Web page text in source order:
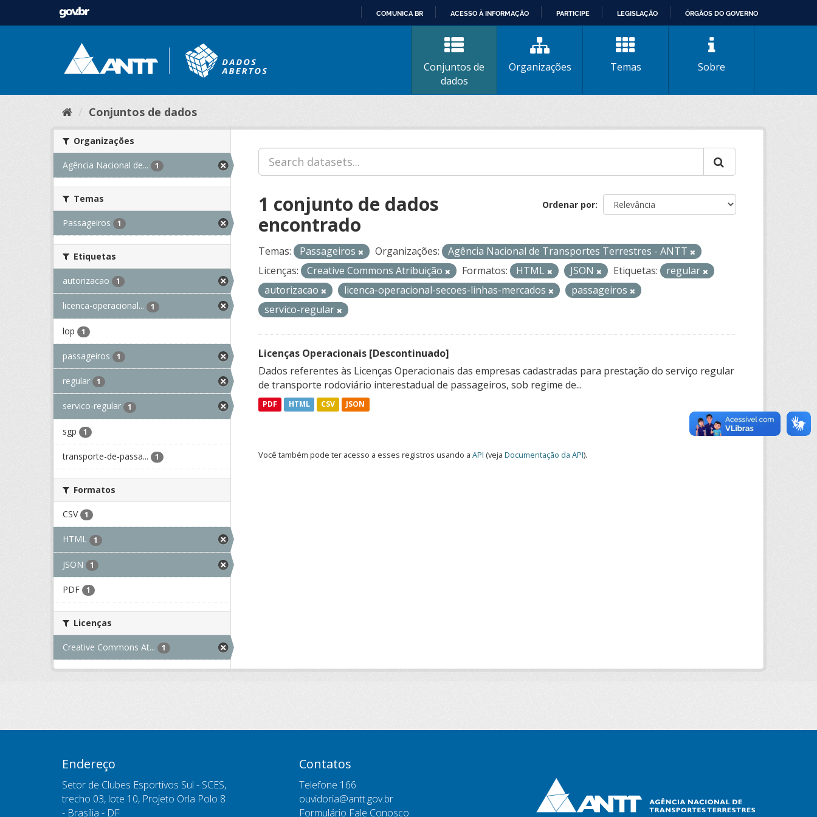
CONTEÚDO
COMUNICA BR ACESSO À INFORMAÇÃO PARTICIPE LEGISLAÇÃO ÓRGÃOS DO GOVERNO
Conjuntos de
dados
Organizações Temas Sobre
Conjuntos de dados
Organizações
Agência Nacional de... 1
Temas
Passageiros 1
Etiquetas
autorizacao 1
licenca-operacional... 1
lop 1
passageiros 1
regular 1
servico-regular 1
sgp 1
transporte-de-passa... 1
Formatos
CSV 1
HTML 1
JSON 1
PDF 1
Licenças
Creative Commons At... 1
Ordenar por
1 conjunto de dados
encontrado
Temas: Passageiros Organizações:
Agência Nacional de Transportes Terrestres - ANTT
Licenças:
Creative Commons Atribuição Formatos: HTML JSON Etiquetas:
regular
autorizacao
licenca-operacional-secoes-linhas-mercados
passageiros
servico-regular
Licenças Operacionais [Descontinuado]
Dados referentes às Licenças Operacionais das empresas cadastradas para prestação do serviço regular
de transporte rodoviário interestadual de passageiros, sob regime de...
PDF HTML CSV JSON
Você também pode ter acesso a esses registros usando a API (veja Documentação da API).
Endereço
Setor de Clubes Esportivos Sul - SCES,
trecho 03, lote 10, Projeto Orla Polo 8
- Brasília - DF
Contatos
Telefone 166
ouvidoria@antt.gov.br
Formulário Fale Conosco